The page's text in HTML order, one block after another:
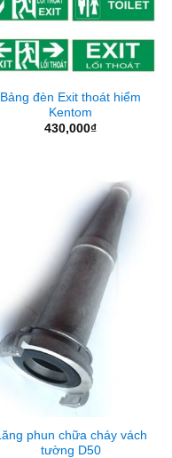
Bảng đèn Exit thoát hiểm
Kentom
430,000₫
Lăng phun chữa cháy vách
tường D50